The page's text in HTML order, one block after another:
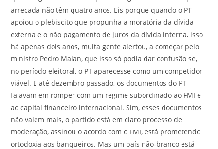
arrecada não têm quatro anos. Eis porque quando o PT
apoiou o plebiscito que propunha a moratória da dívida
externa e o não pagamento de juros da dívida interna, isso
há apenas dois anos, muita gente alertou, a começar pelo
ministro Pedro Malan, que isso só podia dar confusão se,
no período eleitoral, o PT aparecesse como um competidor
viável. E até dezembro passado, os documentos do PT
falavam em romper com um regime subordinado ao FMI e
ao capital financeiro internacional. Sim, esses documentos
não valem mais, o partido está em claro processo de
moderação, assinou o acordo com o FMI, está prometendo
ortodoxia aos banqueiros. Mas um país não-branco está